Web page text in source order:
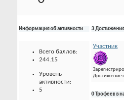
Информация об активности
Всего баллов:
244.15
Уровень
активности:
5
3 Достижения
Участник
Достижение
0 Трофеев в